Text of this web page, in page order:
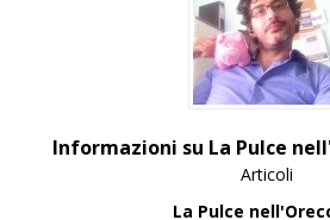
Informazioni su La Pulce
Articoli
La Pulce